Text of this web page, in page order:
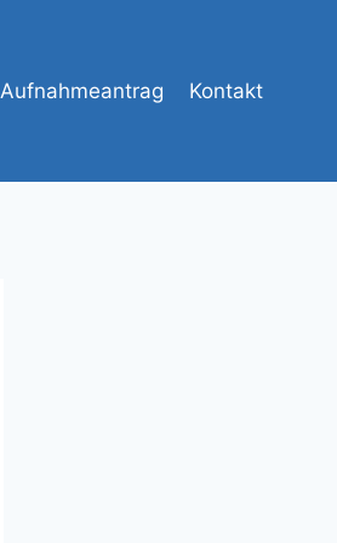
Aufnahmeantrag Kontakt